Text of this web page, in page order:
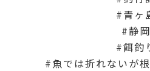
青ヶ
静岡
餌釣
魚では折れないが